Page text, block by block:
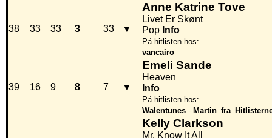
38 33 33 3 33 ▼
Anne Katrine Tove
Livet Er Skønt
Pop Info
På hitlisten hos:
vancairo
39 16 9 8 7 ▼
Emeli Sande
Heaven
Info
På hitlisten hos:
Walentunes -
Kelly Clarkson
Mr. Know It All